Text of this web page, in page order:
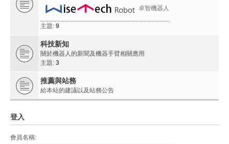
卓智機器人
主題: 9
科技新知
關於機器人的新聞及機器手臂相關應用
主題: 3
推薦與站務
給本站的建議以及站務公告
登入
會員名稱: